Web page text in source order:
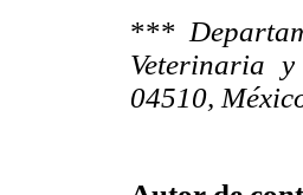
***
Veterinaria
04510,